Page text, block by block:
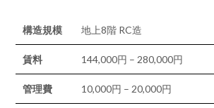
構造規模 地上8階 RC造
賃料 144,000円 – 280,000円
管理費 10,000円 – 20,000円